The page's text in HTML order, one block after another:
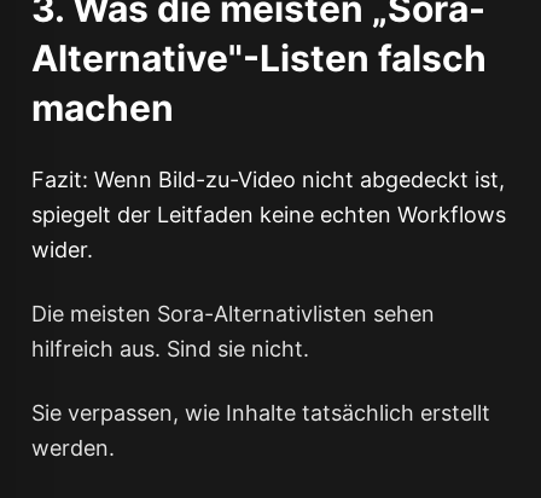
Alternative"-Listen falsch
machen
Fazit: Wenn Bild-zu-Video nicht abgedeckt ist,
spiegelt der Leitfaden keine echten Workflows
wider.
Die meisten Sora-Alternativlisten sehen
hilfreich aus. Sind sie nicht.
Sie verpassen, wie Inhalte tatsächlich erstellt
werden.